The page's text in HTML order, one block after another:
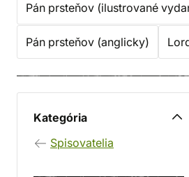
Pán prsteňov (ilustrované
Pán prsteňov (anglicky)
Kategória
Spisovatelia